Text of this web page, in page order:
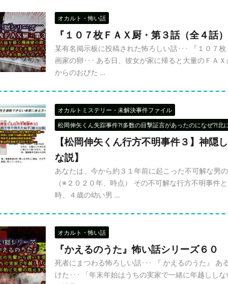
オカルト・怖い話
『１０７枚ＦＡＸ厨・第３話（全４話
某有名掲示板に投稿された怖ろしい話･･･ 『１０７
画家の卵･･･ ある日、彼女が家に帰ると大量のＦＡ
からのおびた ...
オカルトミステリー・未解決事件ファイル
松岡伸矢くん失踪事件?!多数の目撃証言があったのになぜ?!北
【松岡伸矢くん行方不明事件３】神隠
な説】
あなたは、今から約３１年前に起こった不可解な男
（※２０２０年、時点） その不可解な行方不明事件
時、４歳の幼い男 ...
オカルト・怖い話
『かえるのうた』怖い話シリーズ６０
死者にまつわる怖ろしい話･･･ 『 かえるのうた』 あ
けた･･･ 「年末年始はうちの実家で一緒に年越しし